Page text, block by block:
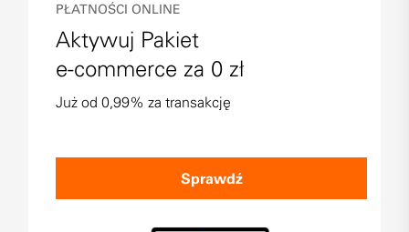
PŁATNOŚCI ONLINE
Aktywuj Pakiet
e-commerce za 0 zł
Już od 0,99% za transakcję
Sprawdź